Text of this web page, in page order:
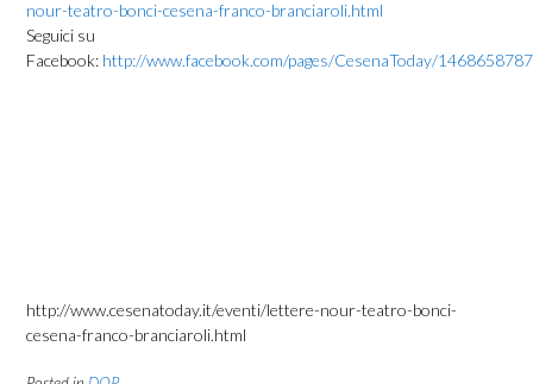
nour-teatro-bonci-cesena-franco-branciaroli.html
Seguici su
Facebook: http://www.facebook.com/pages/CesenaToday/
http://www.cesenatoday.it/eventi/lettere-nour-teatro-bonci-
cesena-franco-branciaroli.html